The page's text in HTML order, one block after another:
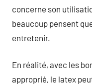
concerne son
beaucoup pensent
entretenir.
En réalité, avec les
approprié, le latex